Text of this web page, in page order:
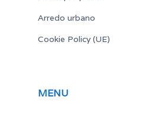
Arredo urbano
Cookie Policy (UE)
MENU